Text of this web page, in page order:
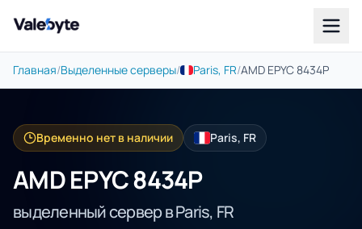
Valebyte
Главная/Выделенные серверы/ Paris, FR/AMD EPYC 8434P
Временно нет в наличии Paris, FR
AMD EPYC 8434P
выделенный сервер в Paris, FR